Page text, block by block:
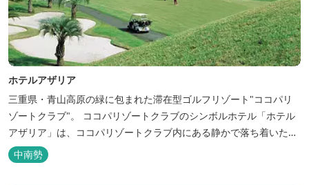
ホテルアザリア
三重県・青山高原の緑に包まれた滞在型ゴルフリゾート"ココパリ
ゾートクラブ"。 ココパリゾートクラブのシンボルホテル「ホテル
アザリア」は、ココパリゾートクラブ内にある静かで落ち着いた雰
囲気の宿泊施設です。 円筒形の特徴ある建物には、ツインや和洋室
など多彩な客室を備え、窓からはリゾートの美しい景色が広がりま
中南勢